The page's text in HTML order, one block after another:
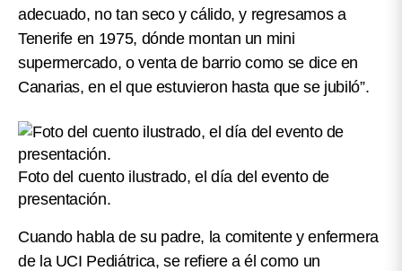
adecuado, no tan seco y cálido, y regresamos a
Tenerife en 1975, dónde montan un mini
supermercado, o venta de barrio como se dice en
Canarias, en el que estuvieron hasta que se jubiló”.
Foto del cuento ilustrado, el día del evento de
presentación.
Cuando habla de su padre, la comitente y enfermera
de la UCI Pediátrica, se refiere a él como un